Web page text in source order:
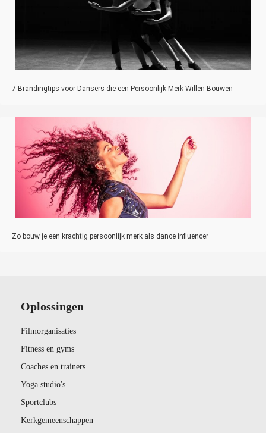
7 Brandingtips voor Dansers die een Persoonlijk Merk Willen Bouwen
Zo bouw je een krachtig persoonlijk merk als dance influencer
Oplossingen
Filmorganisaties
Fitness en gyms
Coaches en trainers
Yoga studio's
Sportclubs
Kerkgemeenschappen